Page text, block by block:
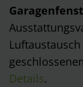
Details.